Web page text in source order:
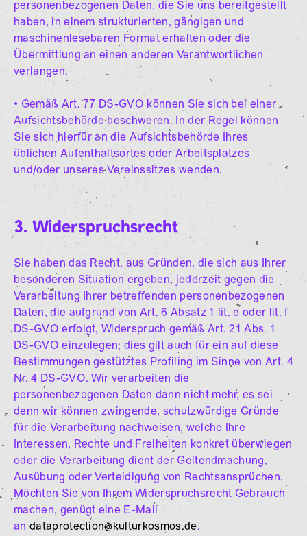
personenbezogenen Daten, die Sie uns bereitgestellt
haben, in einem strukturierten, gängigen und
maschinenlesebaren Format erhalten oder die
Übermittlung an einen anderen Verantwortlichen
verlangen.
• Gemäß Art. 77 DS-GVO können Sie sich bei einer
Aufsichtsbehörde beschweren. In der Regel können
Sie sich hierfür an die Aufsichtsbehörde Ihres
üblichen Aufenthaltsortes oder Arbeitsplatzes
und/oder unseres Vereinssitzes wenden.
3. Widerspruchsrecht
Sie haben das Recht, aus Gründen, die sich aus Ihrer
besonderen Situation ergeben, jederzeit gegen die
Verarbeitung Ihrer betreffenden personenbezogenen
Daten, die aufgrund von Art. 6 Absatz 1 lit. e oder lit. f
DS-GVO erfolgt, Widerspruch gemäß Art. 21 Abs. 1
DS-GVO einzulegen; dies gilt auch für ein auf diese
Bestimmungen gestütztes Profiling im Sinne von Art. 4
Nr. 4 DS-GVO. Wir verarbeiten die
personenbezogenen Daten dann nicht mehr, es sei
denn wir können zwingende, schutzwürdige Gründe
für die Verarbeitung nachweisen, welche Ihre
Interessen, Rechte und Freiheiten konkret überwiegen
oder die Verarbeitung dient der Geltendmachung,
Ausübung oder Verteidigung von Rechtsansprüchen.
Möchten Sie von Ihrem Widerspruchsrecht Gebrauch
machen, genügt eine E-Mail
an dataprotection@kulturkosmos.de.